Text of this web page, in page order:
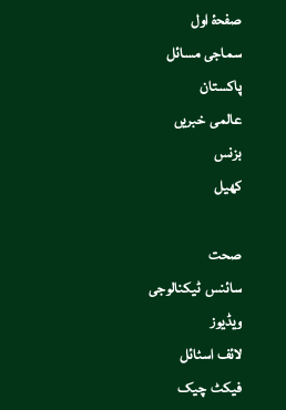
صفحۂ اول
سماجی مسائل
پاکستان
عالمی خبریں
بزنس
کھیل
صحت
سائنس ٹیکنالوجی
ویڈیوز
لائف اسٹائل
فیکٹ چیک